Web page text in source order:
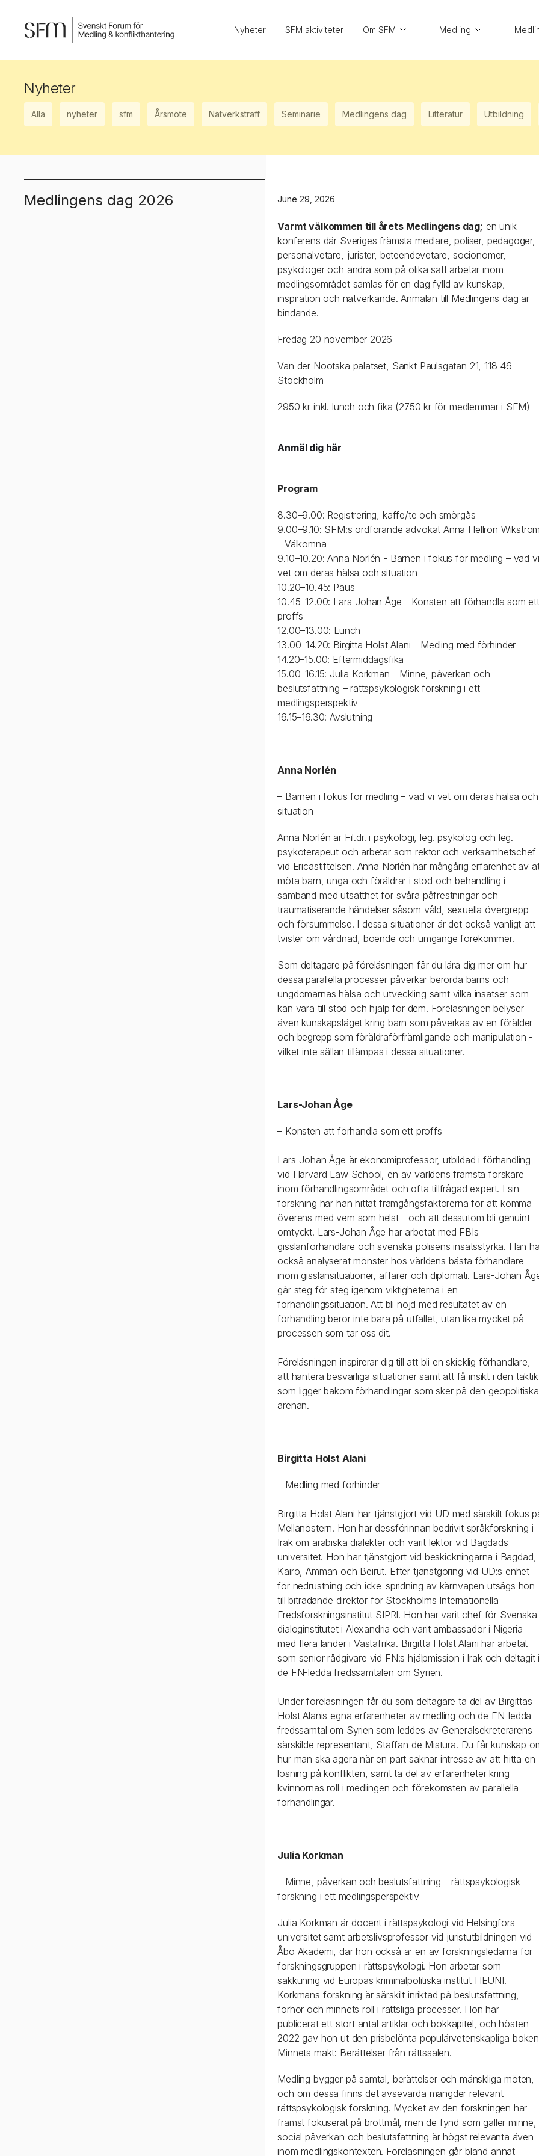
Nyheter SFM aktiviteter Om SFM Medling
Nyheter
Alla nyheter sfm Årsmöte Nätverksträff Seminarie Medlingens dag Litteratur Utbildning
Medlingens dag 2026 June 29, 2026
Varmt välkommen till årets Medlingens dag; en unik
konferens där Sveriges främsta medlare, poliser, pedagoger,
personalvetare, jurister, beteendevetare, socionomer,
psykologer och andra som på olika sätt arbetar inom
medlingsområdet samlas för en dag fylld av kunskap,
inspiration och nätverkande. Anmälan till Medlingens dag är
bindande.
Fredag 20 november 2026
Van der Nootska palatset, Sankt Paulsgatan 21, 118 46
Stockholm
2950 kr inkl. lunch och fika (2750 kr för medlemmar i SFM)
Anmäl dig här
Program
8.30–9.00: Registrering, kaffe/te och smörgås
9.00–9.10: SFM:s ordförande advokat Anna Hellron
- Välkomna
9.10–10.20: Anna Norlén - Barnen i fokus för medling – vad vi
vet om deras hälsa och situation
10.20–10.45: Paus
10.45–12.00: Lars-Johan Åge - Konsten att förhandla som ett
proffs
12.00–13.00: Lunch
13.00–14.20: Birgitta Holst Alani - Medling med förhinder
14.20–15.00: Eftermiddagsfika
15.00–16.15: Julia Korkman - Minne, påverkan och
beslutsfattning – rättspsykologisk forskning i ett
medlingsperspektiv
16.15–16.30: Avslutning
Anna Norlén
– Barnen i fokus för medling – vad vi vet om deras hälsa och
situation
Anna Norlén är Fil.dr. i psykologi, leg. psykolog och leg.
psykoterapeut och arbetar som rektor och verksamhetschef
vid Ericastiftelsen. Anna Norlén har mångårig erfarenhet av
möta barn, unga och föräldrar i stöd och behandling i
samband med utsatthet för svåra påfrestningar och
traumatiserande händelser såsom våld, sexuella övergrepp
och försummelse. I dessa situationer är det också vanligt att
tvister om vårdnad, boende och umgänge förekommer.
Som deltagare på föreläsningen får du lära dig mer om hur
dessa parallella processer påverkar berörda barns och
ungdomarnas hälsa och utveckling samt vilka insatser som
kan vara till stöd och hjälp för dem. Föreläsningen belyser
även kunskapsläget kring barn som påverkas av en förälder
och begrepp som föräldraförfrämligande och manipulation -
vilket inte sällan tillämpas i dessa situationer.
Lars-Johan Åge
– Konsten att förhandla som ett proffs
Lars-Johan Åge är ekonomiprofessor, utbildad i förhandling
vid Harvard Law School, en av världens främsta forskare
inom förhandlingsområdet och ofta tillfrågad expert. I sin
forskning har han hittat framgångsfaktorerna för att komma
överens med vem som helst - och att dessutom bli genuint
omtyckt. Lars-Johan Åge har arbetat med FBIs
gisslanförhandlare och svenska polisens insatsstyrka. Han
också analyserat mönster hos världens bästa förhandlare
inom gisslansituationer, affärer och diplomati. Lars-Johan
går steg för steg igenom viktigheterna i en
förhandlingssituation. Att bli nöjd med resultatet av en
förhandling beror inte bara på utfallet, utan lika mycket på
processen som tar oss dit.
Föreläsningen inspirerar dig till att bli en skicklig förhandlare,
att hantera besvärliga situationer samt att få insikt i den taktik
som ligger bakom förhandlingar som sker på den geopolitiska
arenan.
Birgitta Holst Alani
– Medling med förhinder
Birgitta Holst Alani har tjänstgjort vid UD med särskilt fokus
Mellanöstern. Hon har dessförinnan bedrivit språkforskning i
Irak om arabiska dialekter och varit lektor vid Bagdads
universitet. Hon har tjänstgjort vid beskickningarna i Bagdad,
Kairo, Amman och Beirut. Efter tjänstgöring vid UD:s enhet
för nedrustning och icke-spridning av kärnvapen utsågs hon
till biträdande direktör för Stockholms Internationella
Fredsforskningsinstitut SIPRI. Hon har varit chef för Svenska
dialoginstitutet i Alexandria och varit ambassadör i Nigeria
med flera länder i Västafrika. Birgitta Holst Alani har arbetat
som senior rådgivare vid FN:s hjälpmission i Irak och deltagit
de FN-ledda fredssamtalen om Syrien.
Under föreläsningen får du som deltagare ta del av Birgittas
Holst Alanis egna erfarenheter av medling och de FN-ledda
fredssamtal om Syrien som leddes av Generalsekreterarens
särskilde representant, Staffan de Mistura. Du får kunskap
hur man ska agera när en part saknar intresse av att hitta en
lösning på konflikten, samt ta del av erfarenheter kring
kvinnornas roll i medlingen och förekomsten av parallella
förhandlingar.
Julia Korkman
– Minne, påverkan och beslutsfattning – rättspsykologisk
forskning i ett medlingsperspektiv
Julia Korkman är docent i rättspsykologi vid Helsingfors
universitet samt arbetslivsprofessor vid juristutbildningen vid
Åbo Akademi, där hon också är en av forskningsledarna för
forskningsgruppen i rättspsykologi. Hon arbetar som
sakkunnig vid Europas kriminalpolitiska institut HEUNI.
Korkmans forskning är särskilt inriktad på beslutsfattning,
förhör och minnets roll i rättsliga processer. Hon har
publicerat ett stort antal artiklar och bokkapitel, och hösten
2022 gav hon ut den prisbelönta populärvetenskapliga boken
Minnets makt: Berättelser från rättssalen.
Medling bygger på samtal, berättelser och mänskliga möten,
och om dessa finns det avsevärda mängder relevant
rättspsykologisk forskning. Mycket av den forskningen har
främst fokuserat på brottmål, men de fynd som gäller minne,
social påverkan och beslutsfattning är högst relevanta även
inom medlingskontexten. Föreläsningen går bland annat